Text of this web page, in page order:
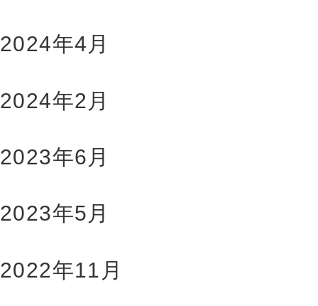
2024年4月
2024年2月
2023年6月
2023年5月
2022年11月